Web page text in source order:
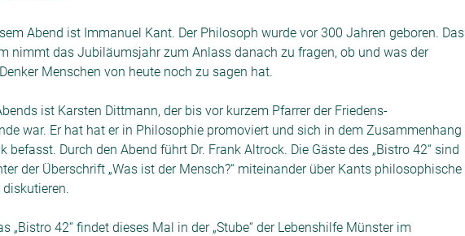
Abend ist Immanuel Kant. Der Philosoph wurde vor 300 Jahren geboren. Das
nimmt das Jubiläumsjahr zum Anlass danach zu fragen, ob und was der
Menschen von heute noch zu sagen hat.
ist Karsten Dittmann, der bis vor kurzem Pfarrer der Friedens-
war. Er hat hat er in Philosophie promoviert und sich in dem Zusammenhang
befasst. Durch den Abend führt Dr. Frank Altrock. Die Gäste des „Bistro 42“ sind
der Überschrift „Was ist der Mensch?“ miteinander über Kants philosophische
„Bistro 42“ findet dieses Mal in der „Stube“ der Lebenshilfe Münster im